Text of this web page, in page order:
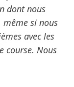
dont nous
même si nous
avec les
course. Nous